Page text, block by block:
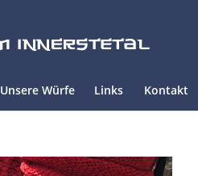
Unsere Würfe Links Kontakt